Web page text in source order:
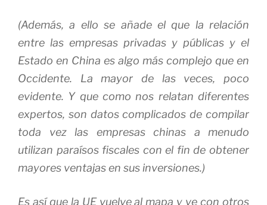
(Además, a ello se añade el que la relación
entre las empresas privadas y públicas y el
Estado en China es algo más complejo que en
Occidente. La mayor de las veces, poco
evidente. Y que como nos relatan diferentes
expertos, son datos complicados de compilar
toda vez las empresas chinas a menudo
utilizan paraísos fiscales con el fin de obtener
mayores ventajas en sus inversiones.)
Es así que la UE vuelve al mapa y ve con otros